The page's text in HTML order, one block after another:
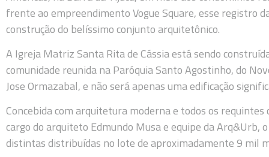
frente ao empreendimento Vogue Square, esse registro
construção do belíssimo conjunto arquitetônico.
A Igreja Matriz Santa Rita de Cássia está sendo
comunidade reunida na Paróquia Santo Agostinho, do
Jose Ormazabal, e não será apenas uma edificação
Concebida com arquitetura moderna e todos os
cargo do arquiteto Edmundo Musa e equipe da Arq&Urb,
distintas distribuídas no lote de aproximadamente 9 mil